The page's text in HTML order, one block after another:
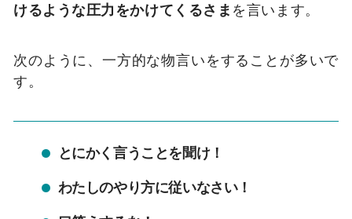
けるような圧力をかけてくるさま を言います。
次のように、一方的な物言いをすることが多いで
す。
とにかく言うことを聞け！
わたしのやり方に従いなさい！